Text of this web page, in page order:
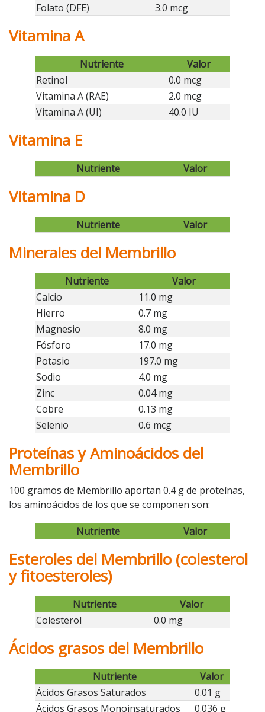
Folato (DFE)
3.0 mcg
Vitamina A
Nutriente
Valor
Retinol
0.0 mcg
Vitamina A (RAE)
2.0 mcg
Vitamina A (UI)
40.0 IU
Vitamina E
Nutriente Valor
Vitamina D
Nutriente Valor
Minerales del Membrillo
Nutriente
Valor
Calcio
11.0 mg
Hierro
0.7 mg
Magnesio
8.0 mg
Fósforo
17.0 mg
Potasio
197.0 mg
Sodio
4.0 mg
Zinc
0.04 mg
Cobre
0.13 mg
Selenio
0.6 mcg
Proteínas y Aminoácidos del
Membrillo
100 gramos de Membrillo aportan 0.4 g de proteínas,
los aminoácidos de los que se componen son:
Nutriente Valor
Esteroles del Membrillo (colesterol
y fitoesteroles)
Nutriente
Valor
Colesterol
0.0 mg
Ácidos grasos del Membrillo
Nutriente
Valor
Ácidos Grasos Saturados
0.01 g
Ácidos Grasos Monoinsaturados
0.036 g